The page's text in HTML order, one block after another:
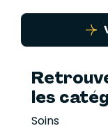
les
Soins